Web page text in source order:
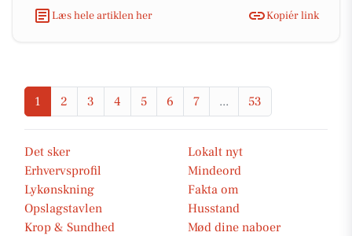
Læs hele artiklen her
Kopiér link
1 2 3 4 5 6 7 ... 53
Det sker
Lokalt nyt
Erhvervsprofil
Mindeord
Lykønskning
Fakta om
Opslagstavlen
Husstand
Krop & Sundhed
Mød dine naboer